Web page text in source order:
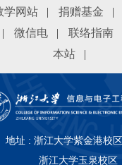
学网站 | 捐赠基金 |
| 微信电 | 联络指南
本站
|
地址 : 浙江大学紫金港校区
浙江大学玉泉校区